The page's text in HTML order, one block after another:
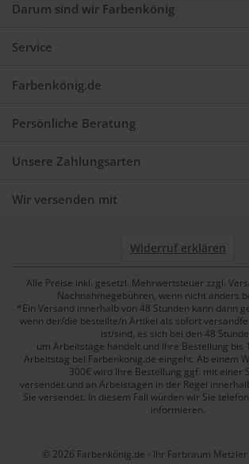
Darum sind wir Farbenkönig
Service
Farbenkönig.de
Persönliche Beratung
Unsere Zahlungsarten
Wir versenden mit
Widerruf erklären
Alle Preise inkl. gesetzl. Mehrwertsteuer zzgl.
Nachnahmegebühren, wenn nicht anders
*Ein Versand innerhalb von 48 Stunden kann dann
wenn der/die bestellte/n Artikel als sofort
ist/sind, es sich bei den 48
um Arbeitstage handelt und Ihre Bestellung bis
Arbeitstag bei Farbenkönig.de eingeht. Ab einem
300€ wird Ihre Bestellung ggf. mit einer
versendet und an Arbeistagen in der Regel
Sie versendet. In diesem Fall würden wir Sie
informieren.
© 2026 Farbenkönig.de - Ihr Farbraum